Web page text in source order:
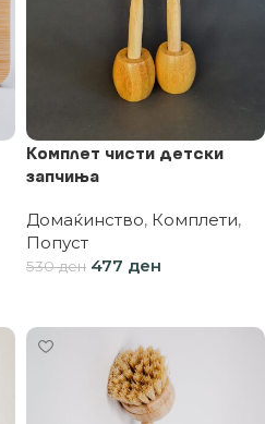
Комплет чисти детски
запчиња
Домаќинство, Комплети,
Попуст
530ден 477 ден